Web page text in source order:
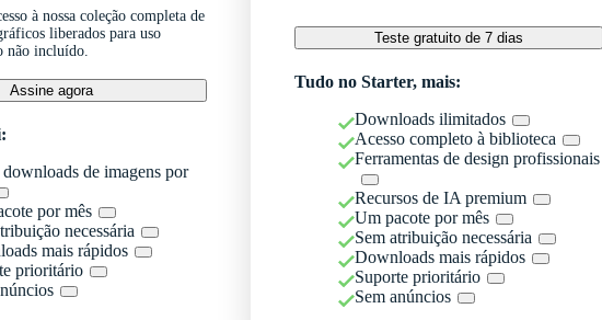
à nossa coleção completa de
liberados para uso
não incluído.
Assine agora
de imagens por
por mês
necessária
mais rápidos
prioritário
Teste gratuito de 7 dias
Tudo no Starter, mais:
Downloads ilimitados
Acesso completo à biblioteca
Ferramentas de design profissionais
Recursos de IA premium
Um pacote por mês
Sem atribuição necessária
Downloads mais rápidos
Suporte prioritário
Sem anúncios